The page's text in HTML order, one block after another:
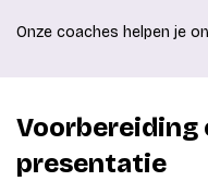
Onze coaches helpen je
Voorbereiding
presentatie